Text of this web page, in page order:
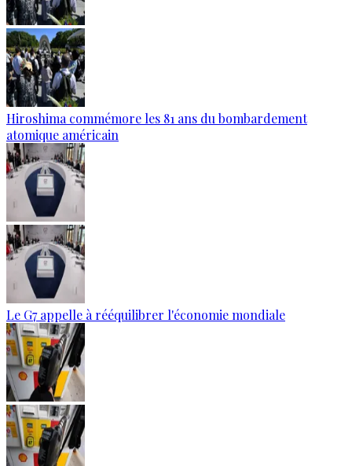
Hiroshima commémore les 81 ans du bombardement
atomique américain
Le G7 appelle à rééquilibrer l'économie mondiale